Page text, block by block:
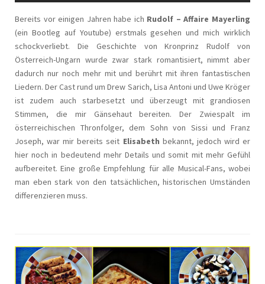
Bereits vor einigen Jahren habe ich Rudolf – Affaire Mayerling
(ein Bootleg auf Youtube) erstmals gesehen und mich wirklich
schockverliebt. Die Geschichte von Kronprinz Rudolf von
Österreich-Ungarn wurde zwar stark romantisiert, nimmt aber
dadurch nur noch mehr mit und berührt mit ihren fantastischen
Liedern. Der Cast rund um Drew Sarich, Lisa Antoni und Uwe Kröger
ist zudem auch starbesetzt und überzeugt mit grandiosen
Stimmen, die mir Gänsehaut bereiten. Der Zwiespalt im
österreichischen Thronfolger, dem Sohn von Sissi und Franz
Joseph, war mir bereits seit Elisabeth bekannt, jedoch wird er
hier noch in bedeutend mehr Details und somit mit mehr Gefühl
aufbereitet. Eine große Empfehlung für alle Musical-Fans, wobei
man eben stark von den tatsächlichen, historischen Umständen
differenzieren muss.